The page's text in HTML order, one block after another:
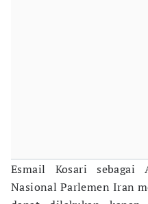
Esmail Kosari sebagai
Nasional Parlemen Iran